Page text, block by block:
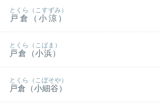
戸倉（小涼）
とくら（こすずみ）
戸倉（小浜）
とくら（こばま）
戸倉（小細谷）
とくら（こぼそや）